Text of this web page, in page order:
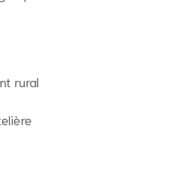
rural